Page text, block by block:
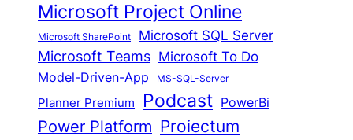
Microsoft Project Online
Microsoft SharePoint Microsoft SQL Server
Microsoft Teams Microsoft To Do
Model-Driven-App MS-SQL-Server
Planner Premium Podcast PowerBi
Power Platform Proiectum